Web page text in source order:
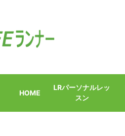
HOME
LRパーソナルレッ
スン